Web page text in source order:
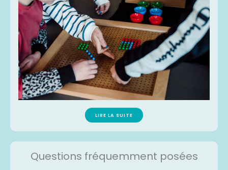
LIRE LA SUITE
Questions fréquemment posées